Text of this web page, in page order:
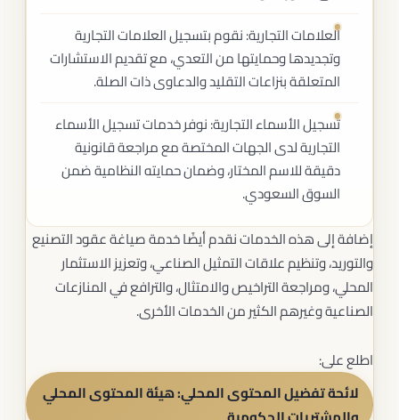
العلامات التجارية: نقوم بتسجيل العلامات التجارية
وتجديدها وحمايتها من التعدي، مع تقديم الاستشارات
المتعلقة بنزاعات التقليد والدعاوى ذات الصلة.
تسجيل الأسماء التجارية: نوفر خدمات تسجيل الأسماء
التجارية لدى الجهات المختصة مع مراجعة قانونية
دقيقة للاسم المختار، وضمان حمايته النظامية ضمن
السوق السعودي.
إضافة إلى هذه الخدمات نقدم أيضًا خدمة صياغة عقود التصنيع
والتوريد، وتنظيم علاقات التمثيل الصناعي، وتعزيز الاستثمار
المحلي، ومراجعة التراخيص والامتثال، والترافع في المنازعات
الصناعية وغيرهم الكثير من الخدمات الأخرى.
اطلع على:
لائحة تفضيل المحتوى المحلي: هيئة المحتوى المحلي